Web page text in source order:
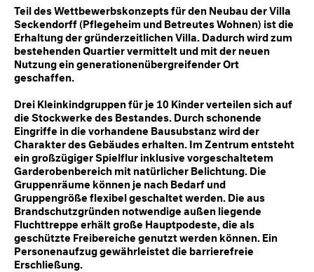
Teil des Wettbewerbskonzepts für den Neubau der Villa
Seckendorff (Pflegeheim und Betreutes Wohnen) ist die
Erhaltung der gründerzeitlichen Villa. Dadurch wird zum
bestehenden Quartier vermittelt und mit der neuen
Nutzung ein generationenübergreifender Ort
geschaffen.
Drei Kleinkindgruppen für je 10 Kinder verteilen sich auf
die Stockwerke des Bestandes. Durch schonende
Eingriffe in die vorhandene Bausubstanz wird der
Charakter des Gebäudes erhalten. Im Zentrum entsteht
ein großzügiger Spielflur inklusive vorgeschaltetem
Garderobenbereich mit natürlicher Belichtung. Die
Gruppenräume können je nach Bedarf und
Gruppengröße flexibel geschaltet werden. Die aus
Brandschutzgründen notwendige außen liegende
Fluchttreppe erhält große Hauptpodeste, die als
geschützte Freibereiche genutzt werden können. Ein
Personenaufzug gewährleistet die barrierefreie
Erschließung.